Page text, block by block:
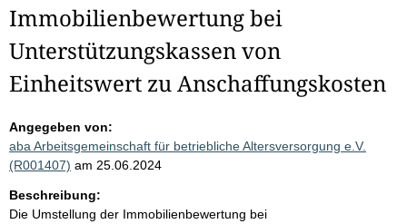
Immobilienbewertung bei
Unterstützungskassen von
Einheitswert zu Anschaffungskosten
Angegeben von:
aba Arbeitsgemeinschaft für betriebliche Altersversorgung e.V.
(R001407) am 25.06.2024
Beschreibung:
Die Umstellung der Immobilienbewertung bei